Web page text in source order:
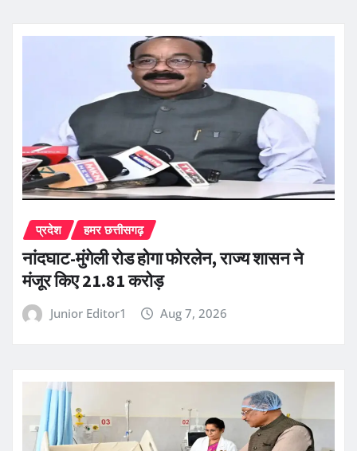
प्रदेश हमर छत्तीसगढ़
नांदघाट-मुंगेली रोड होगा फोरलेन, राज्य शासन ने
मंजूर किए 21.81 करोड़
Junior Editor1 Aug 7, 2026